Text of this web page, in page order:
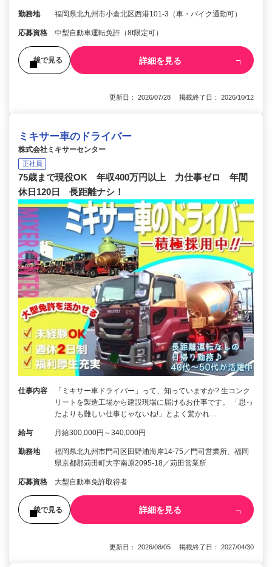
勤務地 福岡県北九州市小倉北区西港101-3（車・バイク通勤可）
応募資格 中型自動車運転免許（8t限定可）
後で見る 詳細を見る
更新日： 2026/07/28 掲載終了日： 2026/10/12
ミキサー車のドライバー
株式会社ミキサーセンター
正社員
75歳まで現役OK 年収400万円以上 力仕事ゼロ 年間
休日120日 長距離ナシ！
仕事内容
「ミキサー車ドライバー」って、知っていますか? 生コンク
リートを製造工場から建設現場に届けるお仕事です。 「思っ
たよりも難しい仕事じゃないね!」とよく驚かれ…
給与 月給300,000円～340,000円
勤務地
福岡県北九州市門司区田野浦海岸14-75／門司営業所、福岡
県京都郡苅田町大字南原2095-18／苅田営業所
応募資格 大型自動車免許取得者
後で見る 詳細を見る
更新日： 2026/08/05 掲載終了日： 2027/04/30